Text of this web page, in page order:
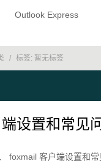
Express
/ 标签: 暂无标签
设置和常见
foxmail 客户端设置和